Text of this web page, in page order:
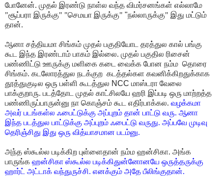
போனேன். முதல் இரண்டு நாள்ல வந்த விமர்சனங்கள் எல்லாமே
"சூப்பரா இருக்கு" "செமயா இருக்கு" "நல்லாருக்கு" இது மட்டும்
தான்.
ஆனா சத்தியமா சிங்கம் முதல் பகுதியோட தரத்துல கால் பங்கு
கூட இந்த இரண்டாம் பாகம் இல்லை. முதல் பகுதில ரிசைன்
பண்ணிட்டு ஊருக்கு மளிகை கடை வைக்க போன நம்ம தொரை
சிங்கம். கடலோரத்துல நடக்குற கடத்தல்கள கவனிக்கிறதுக்காக
தூத்துகுடில ஒரு பள்ளி கூடத்துல NCC மாஸ்டரா வேலை
பாக்குறாரு. படத்தோட முதல் காட்சிலயே ஹரி இப்படி ஒரு மாற்றத்த
பண்ணிருப்பாருன்னு நா கொஞ்சம் கூட எதிர்பாக்கல. வழக்கமா
அவர் படங்கள்ல ஃபைட்டுக்கு அப்புறம் தான் பாட்டு வரு. ஆனா
இந்த படத்துல பாட்டுக்கு அப்புறம் ஃபைட்டு வருது. அப்பவே முடிவு
தெரிஞ்சிது இது ஒரு வித்யாசமான படம்னு.
அந்த ஸ்கூல்ல படிக்கிற புள்ளைதான் நம்ம ஹன்சிகா. அங்க
பாருங்க ஹன்சிகா ஸ்கூல்ல படிக்கிதுன்னோனயே ஒருத்தருக்கு
ஹார்ட் அட்டாக் வந்துருச்சி. எனக்கும் அதே பீலிங்குதான்.